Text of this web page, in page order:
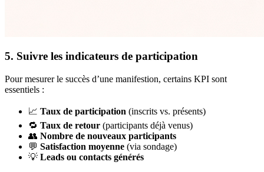
5. Suivre les indicateurs de participation
Pour mesurer le succès d’une manifestion, certains KPI sont
essentiels :
📈 Taux de participation (inscrits vs. présents)
🔁 Taux de retour (participants déjà venus)
👥 Nombre de nouveaux participants
💬 Satisfaction moyenne (via sondage)
💡 Leads ou contacts générés